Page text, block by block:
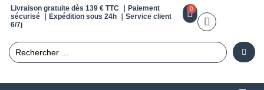
Livraison gratuite dès 139 € TTC ｜Paiement
sécurisé ｜Expédition sous 24h ｜Service client
6/7j
0